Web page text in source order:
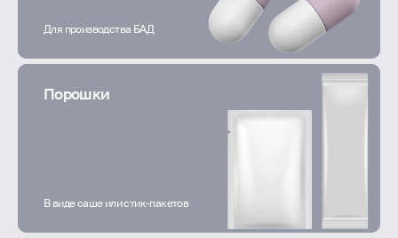
Для производства БАД
Порошки
В виде саше или стик-пакетов